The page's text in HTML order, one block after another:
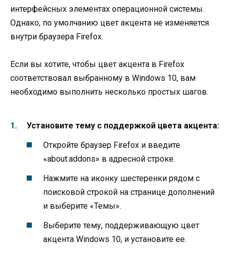
интерфейсных элементах операционной системы.
Однако, по умолчанию цвет акцента не изменяется
внутри браузера Firefox.
Если вы хотите, чтобы цвет акцента в Firefox
соответствовал выбранному в Windows 10, вам
необходимо выполнить несколько простых шагов.
Установите тему с поддержкой цвета акцента:
Откройте браузер Firefox и введите
«about:addons» в адресной строке.
Нажмите на иконку шестеренки рядом с
поисковой строкой на странице дополнений
и выберите «Темы».
Выберите тему, поддерживающую цвет
акцента Windows 10, и установите ее.